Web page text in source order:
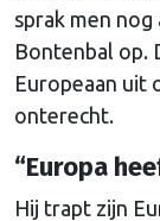
sprak men
Bontenbal op.
Europeaan uit
onterecht.
“Europa
Hij trapt zijn